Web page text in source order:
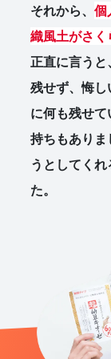
それから、個
織風土がさ
正直に言う
残せず、悔
に何も残せ
持ちもあり
うとしてく
た。